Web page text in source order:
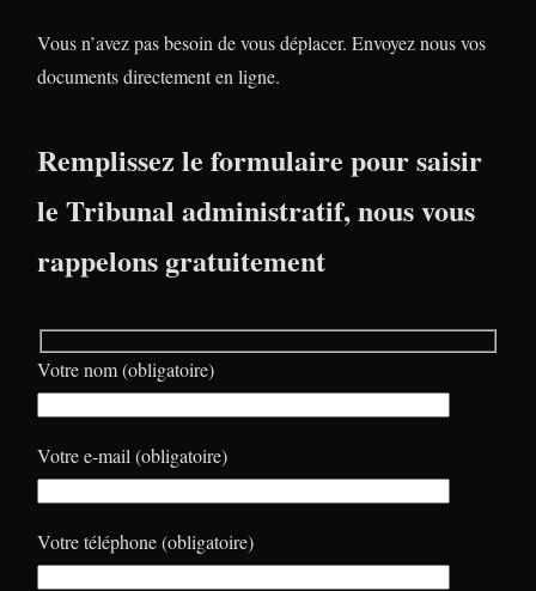
Vous n’avez pas besoin de vous déplacer. Envoyez nous vos
documents directement en ligne.
Remplissez le formulaire pour saisir
le Tribunal administratif, nous vous
rappelons gratuitement
Votre nom (obligatoire)
Votre e-mail (obligatoire)
Votre téléphone (obligatoire)